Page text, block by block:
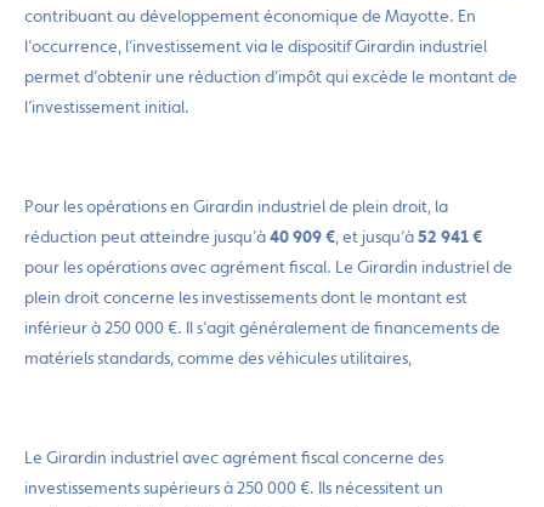
contribuant au développement économique de Mayotte. En
l’occurrence, l’investissement via le dispositif Girardin industriel
permet d’obtenir une réduction d’impôt qui excède le montant de
l’investissement initial.
Pour les opérations en Girardin industriel de plein droit, la
réduction peut atteindre jusqu’à40 909 €, et jusqu’à52 941 €
pour les opérations avec agrément fiscal. Le Girardin industriel de
plein droit concerne les investissements dont le montant est
inférieur à 250 000 €. Il s’agit généralement de financements de
matériels standards, comme des véhicules utilitaires,
Le Girardin industriel avec agrément fiscal concerne des
investissements supérieurs à 250 000 €. Ils nécessitent un